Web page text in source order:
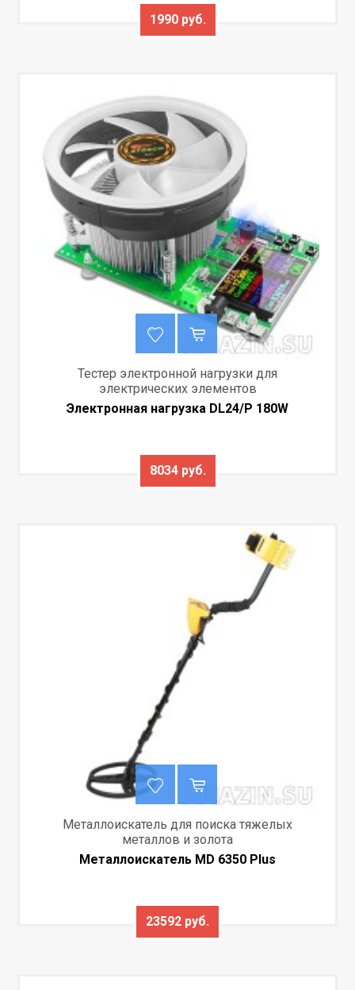
1990 руб.
Тестер электронной нагрузки для
электрических элементов
Электронная нагрузка DL24/P 180W
8034 руб.
Металлоискатель для поиска тяжелых
металлов и золота
Металлоискатель MD 6350 Plus
23592 руб.